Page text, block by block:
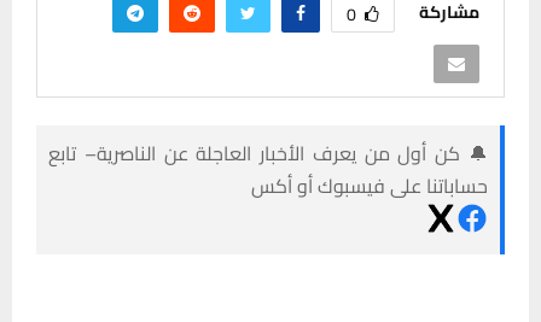
مشاركة 0
🔔 كن أول من يعرف الأخبار العاجلة عن الناصرية– تابع
حساباتنا على فيسبوك أو أكس